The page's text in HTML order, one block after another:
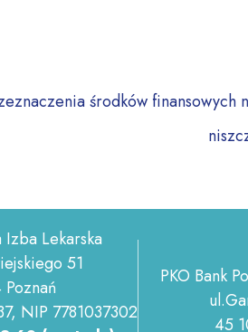
środków finansowych
Lekarska
51
NIP 7781037302
PKO Bank
45